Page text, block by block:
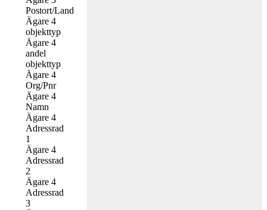
Postort/Land
Ägare 4
objekttyp
Ägare 4
andel
objekttyp
Ägare 4
Org/Pnr
Ägare 4
Namn
Ägare 4
Adressrad
1
Ägare 4
Adressrad
2
Ägare 4
Adressrad
3